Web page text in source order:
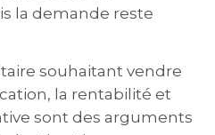
la demande reste
souhaitant vendre
la rentabilité et
sont des arguments